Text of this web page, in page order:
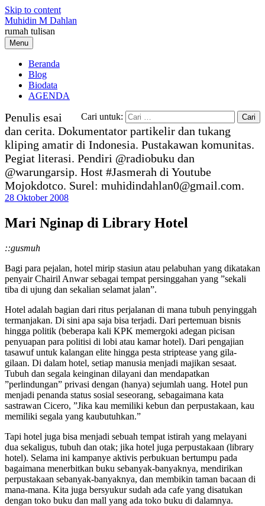
Skip to content
Muhidin M Dahlan
rumah tulisan
Menu
Beranda
Blog
Biodata
AGENDA
Cari untuk:
Penulis esai
dan cerita. Dokumentator partikelir dan tukang
kliping amatir di Indonesia. Pustakawan komunitas.
Pegiat literasi. Pendiri @radiobuku dan
@warungarsip. Host #Jasmerah di Youtube
Mojokdotco. Surel: muhidindahlan0@gmail.com.
28 Oktober 2008
Mari Nginap di Library Hotel
::gusmuh
Bagi para pejalan, hotel mirip stasiun atau pelabuhan yang dikatakan
penyair Chairil Anwar sebagai tempat persinggahan yang ”sekali
tiba di ujung dan sekalian selamat jalan”.
Hotel adalah bagian dari ritus perjalanan di mana tubuh penyinggah
termanjakan. Di sini apa saja bisa terjadi. Dari pertemuan bisnis
hingga politik (beberapa kali KPK memergoki adegan picisan
penyuapan para politisi di lobi atau kamar hotel). Dari pengajian
tasawuf untuk kalangan elite hingga pesta striptease yang gila-
gilaan. Di dalam hotel, setiap manusia menjadi majikan sesaat.
Tubuh dan segala keinginan dilayani dan mendapatkan
”perlindungan” privasi dengan (hanya) sejumlah uang. Hotel pun
menjadi penanda status sosial seseorang, sebagaimana kata
sastrawan Cicero, ”Jika kau memiliki kebun dan perpustakaan, kau
memiliki segala yang kaubutuhkan.”
Tapi hotel juga bisa menjadi sebuah tempat istirah yang melayani
dua sekaligus, tubuh dan otak; jika hotel juga perpustakaan (library
hotel). Selama ini kampanye aktivis perbukuan bertumpu pada
bagaimana menerbitkan buku sebanyak-banyaknya, mendirikan
perpustakaan sebanyak-banyaknya, dan membikin taman bacaan di
mana-mana. Kita juga bersyukur sudah ada cafe yang disatukan
dengan toko buku dan mall yang ada toko buku di dalamnya.